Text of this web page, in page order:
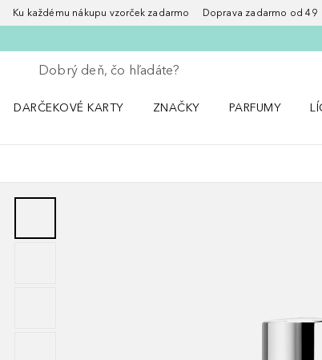
Ku každému nákupu vzorček zadarmo Doprava zadarmo od
Choď späť
Vykonajte vyhľadávanie
DARČEKOVÉ KARTY
ZNAČKY
PARFUMY